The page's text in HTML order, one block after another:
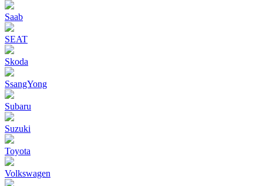
Saab
SEAT
Skoda
SsangYong
Subaru
Suzuki
Toyota
Volkswagen